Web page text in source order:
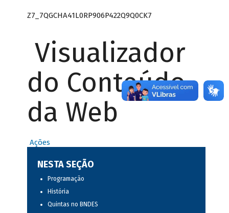
Z7_7QGCHA41L0RP906P422Q9Q0CK7
Visualizador
do Conteúdo
da Web
Ações
NESTA SEÇÃO
Programação
História
Quintas no BNDES